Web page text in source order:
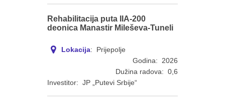
Rehabilitacija puta IIA-200
deonica Manastir Mileševa-Tuneli
Lokacija: Prijepolje
Godina: 2026
Dužina radova: 0,6
Investitor: JP „Putevi Srbije“